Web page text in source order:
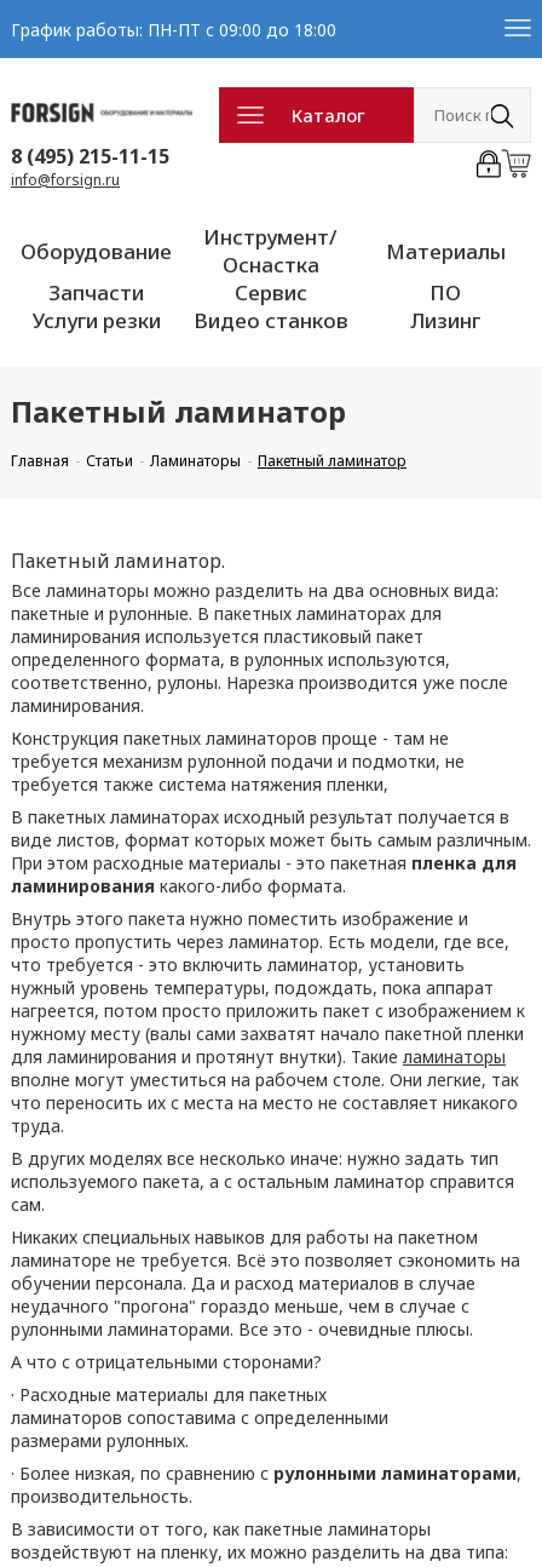
График работы: ПН-ПТ с 09:00 до 18:00
Каталог
8 (495) 215-11-15
info@forsign.ru
Оборудование
Инструмент/
Оснастка
Материалы
Запчасти
Сервис
ПО
Услуги резки
Видео станков Лизинг
Пакетный ламинатор
Главная Статьи Ламинаторы Пакетный ламинатор
Пакетный ламинатор.
Все ламинаторы можно разделить на два основных вида:
пакетные и рулонные. В пакетных ламинаторах для
ламинирования используется пластиковый пакет
определенного формата, в рулонных используются,
соответственно, рулоны. Нарезка производится уже после
ламинирования.
Конструкция пакетных ламинаторов проще - там не
требуется механизм рулонной подачи и подмотки, не
требуется также система натяжения пленки,
В пакетных ламинаторах исходный результат получается в
виде листов, формат которых может быть самым различным.
При этом расходные материалы - это пакетная пленка для
ламинирования какого-либо формата.
Внутрь этого пакета нужно поместить изображение и
просто пропустить через ламинатор. Есть модели, где все,
что требуется - это включить ламинатор, установить
нужный уровень температуры, подождать, пока аппарат
нагреется, потом просто приложить пакет с изображением к
нужному месту (валы сами захватят начало пакетной пленки
для ламинирования и протянут внутки). Такие ламинаторы
вполне могут уместиться на рабочем столе. Они легкие, так
что переносить их с места на место не составляет никакого
труда.
В других моделях все несколько иначе: нужно задать тип
используемого пакета, а с остальным ламинатор справится
сам.
Никаких специальных навыков для работы на пакетном
ламинаторе не требуется. Всё это позволяет сэкономить на
обучении персонала. Да и расход материалов в случае
неудачного "прогона" гораздо меньше, чем в случае с
рулонными ламинаторами. Все это - очевидные плюсы.
А что с отрицательными сторонами?
· Расходные материалы для пакетных
ламинаторов сопоставима с определенными
размерами рулонных.
· Более низкая, по сравнению с рулонными ламинаторами,
производительность.
В зависимости от того, как пакетные ламинаторы
воздействуют на пленку, их можно разделить на два типа: